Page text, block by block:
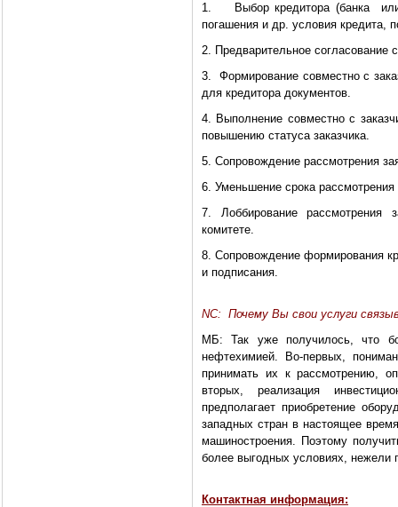
1. Выбор кредитора (банка или
погашения и др. условия кредита,
2. Предварительное согласование
3. Формирование совместно с
для кредитора документов.
4. Выполнение совместно с
повышению статуса заказчика.
5. Сопровождение рассмотрения
6. Уменьшение срока рассмотрения
7. Лоббирование рассмотрения
комитете.
8. Сопровождение формирования
и подписания.
NC: Почему Вы свои услуги
МБ: Так уже получилось, что
нефтехимией. Во-первых,
принимать их к рассмотрению,
вторых, реализация
предполагает приобретение
западных стран в настоящее
машиностроения. Поэтому
более выгодных условиях, нежели
Контактная информация: